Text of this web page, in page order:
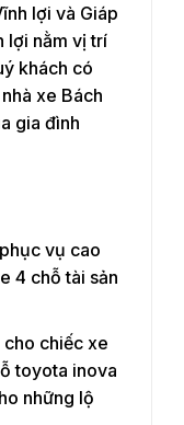
lợi và Giáp
lợi nằm vị trí
khách có
xe Bách
gia đình
vụ cao
4 chỗ tài sản
chiếc xe
toyota inova
những lộ